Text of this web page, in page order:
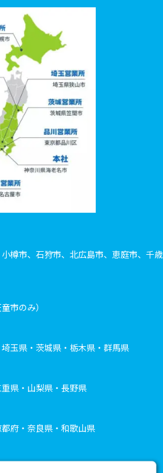
樽市、石狩市、北広島市、恵庭市、千歳
市のみ）
玉県・茨城県・栃木県・群馬県
県・山梨県・長野県
府・奈良県・和歌山県